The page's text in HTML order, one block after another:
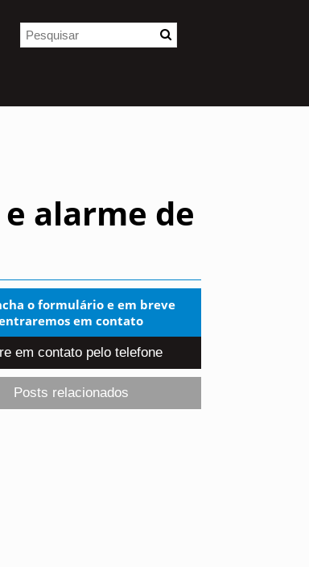
alarme de
o formulário e em breve
em contato
em contato pelo telefone
Posts relacionados